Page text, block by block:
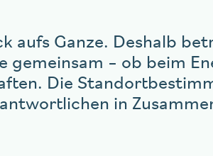
aufs Ganze. Deshalb
– ob beim
Die
in